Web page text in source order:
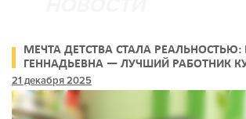
МЕЧТА ДЕТСТВА СТАЛА РЕАЛЬНОСТЬЮ:
ГЕННАДЬЕВНА — ЛУЧШИЙ РАБОТНИК
РОСТОВСКОЙ ОБЛАСТИ
21 декабря 2025